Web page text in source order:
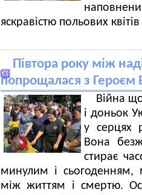
яскравістю польових
Півтора року між
попрощалася з Героєм
Війна
і доньок
у серцях
Вона
стирає
минулим і сьогоденням,
між життям і смертю.